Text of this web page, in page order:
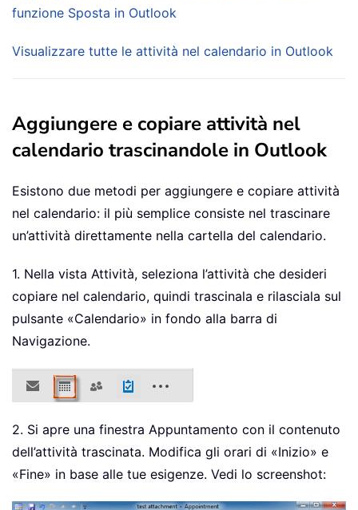
funzione Sposta in Outlook
Visualizzare tutte le attività nel calendario in Outlook
Aggiungere e copiare attività nel
calendario trascinandole in Outlook
Esistono due metodi per aggiungere e copiare attività
nel calendario: il più semplice consiste nel trascinare
un’attività direttamente nella cartella del calendario.
1. Nella vista Attività, seleziona l’attività che desideri
copiare nel calendario, quindi trascinala e rilasciala sul
pulsante «Calendario» in fondo alla barra di
Navigazione.
2. Si apre una finestra Appuntamento con il contenuto
dell’attività trascinata. Modifica gli orari di «Inizio» e
«Fine» in base alle tue esigenze. Vedi lo screenshot: